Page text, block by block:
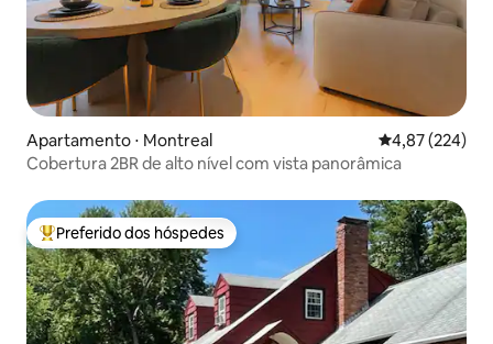
Apartamento ⋅ Montreal 4,87 de uma
4,87 (224)
Cobertura 2BR de alto nível com vista panorâmica
Entre os melhores preferidos dos hóspedes
Preferido dos hóspedes